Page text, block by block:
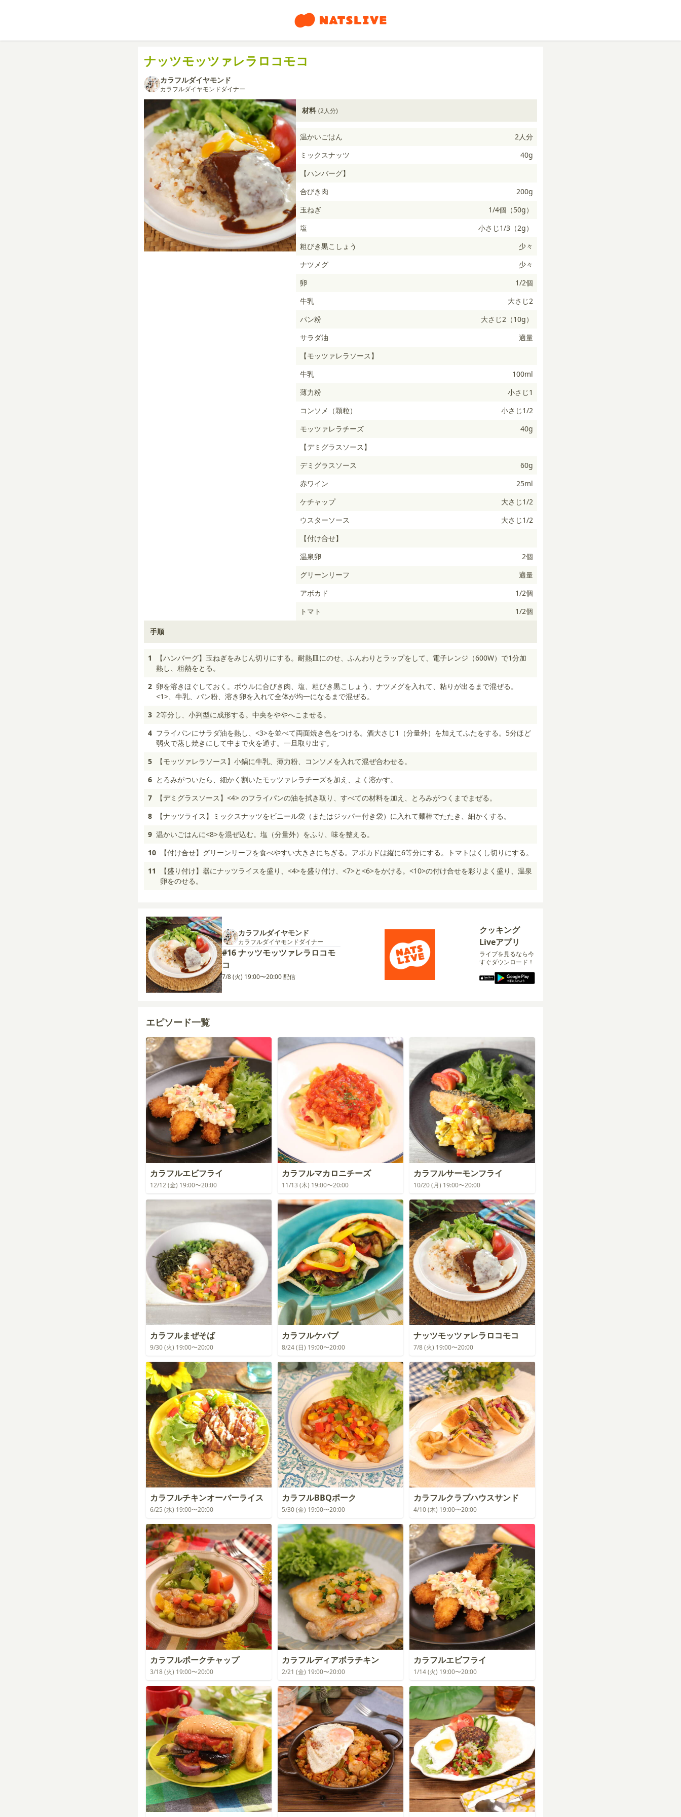
ナッツモッツァレラロコモコ
カラフルダイヤモンド
カラフルダイヤモンドダイナー
材料 (2人分)
温かいごはん
2人分
ミックスナッツ
40g
【ハンバーグ】
合びき肉
200g
玉ねぎ
1/4個（50g）
塩
小さじ1/3（2g）
粗びき黒こしょう
少々
ナツメグ
少々
卵
1/2個
牛乳
大さじ2
パン粉
大さじ2（10g）
サラダ油
適量
【モッツァレラソース】
牛乳
100ml
薄力粉
小さじ1
コンソメ（顆粒）
小さじ1/2
モッツァレラチーズ
40g
【デミグラスソース】
デミグラスソース
60g
赤ワイン
25ml
ケチャップ
大さじ1/2
ウスターソース
大さじ1/2
【付け合せ】
温泉卵
2個
グリーンリーフ
適量
アボカド
1/2個
トマト
1/2個
手順
1
【ハンバーグ】玉ねぎをみじん切りにする。耐熱皿にのせ、ふんわりとラップをして、電子レンジ（600W）で1分加
熱し、粗熱をとる。
2 卵を溶きほぐしておく。ボウルに合びき肉、塩、粗びき黒こしょう、ナツメグを入れて、粘りが出るまで混ぜる。
<1>、牛乳、パン粉、溶き卵を入れて全体が均一になるまで混ぜる。
3 2等分し、小判型に成形する。中央をややへこませる。
4 フライパンにサラダ油を熱し、<3>を並べて両面焼き色をつける。酒大さじ1（分量外）を加えてふたをする。5分ほど
弱火で蒸し焼きにして中まで火を通す。一旦取り出す。
5
【モッツァレラソース】小鍋に牛乳、薄力粉、コンソメを入れて混ぜ合わせる。
6 とろみがついたら、細かく割いたモッツァレラチーズを加え、よく溶かす。
7
【デミグラスソース】<4> のフライパンの油を拭き取り、すべての材料を加え、とろみがつくまでまぜる。
8
【ナッツライス】ミックスナッツをビニール袋（またはジッパー付き袋）に入れて麺棒でたたき、細かくする。
9 温かいごはんに<8>を混ぜ込む。塩（分量外）をふり、味を整える。
10
【付け合せ】グリーンリーフを食べやすい大きさにちぎる。アボカドは縦に6等分にする。トマトはくし切りにする。
11
【盛り付け】器にナッツライスを盛り、<4>を盛り付け、<7>と<6>をかける。<10>の付け合せを彩りよく盛り、温泉
卵をのせる。
カラフルダイヤモンド
カラフルダイヤモンドダイナー
#16 ナッツモッツァレラロコモ
コ
7/8 (火) 19:00〜20:00 配信
クッキング
Liveアプリ
ライブを見るなら今
すぐダウンロード！
エピソード一覧
カラフルエビフライ
12/12 (金) 19:00〜20:00
カラフルマカロニチーズ
11/13 (木) 19:00〜20:00
カラフルサーモンフライ
10/20 (月) 19:00〜20:00
カラフルまぜそば
9/30 (火) 19:00〜20:00
カラフルケバブ
8/24 (日) 19:00〜20:00
ナッツモッツァレラロコモコ
7/8 (火) 19:00〜20:00
カラフルチキンオーバーライス
6/25 (水) 19:00〜20:00
カラフルBBQポーク
5/30 (金) 19:00〜20:00
カラフルクラブハウスサンド
4/10 (木) 19:00〜20:00
カラフルポークチャップ
3/18 (火) 19:00〜20:00
カラフルディアボラチキン
2/21 (金) 19:00〜20:00
カラフルエビフライ
1/14 (火) 19:00〜20:00